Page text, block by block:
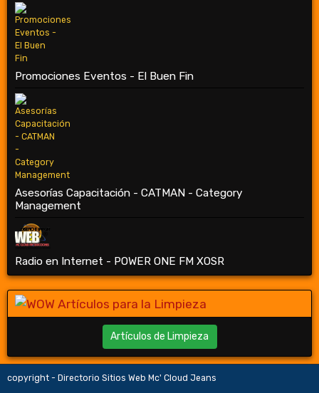
Promociones Eventos - El Buen Fin
Asesorías Capacitación - CATMAN - Category
Management
Radio en Internet - POWER ONE FM XOSR
Artículos de Limpieza
copyright - Directorio Sitios Web Mc' Cloud Jeans